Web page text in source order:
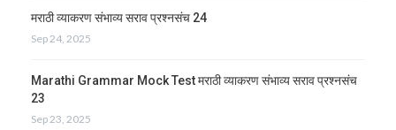
मराठी व्याकरण संभाव्य सराव प्रश्नसंच 24
Sep 24, 2025
Marathi Grammar Mock Test मराठी व्याकरण संभाव्य सराव प्रश्नसंच
23
Sep 23, 2025